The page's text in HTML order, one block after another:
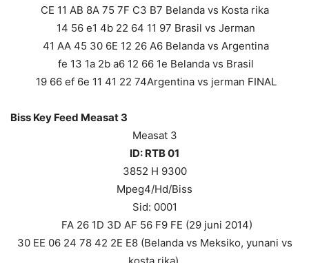
CE 11 AB 8A 75 7F C3 B7 Belanda vs Kosta rika
14 56 e1 4b 22 64 11 97 Brasil vs Jerman
41 AA 45 30 6E 12 26 A6 Belanda vs Argentina
fe 13 1a 2b a6 12 66 1e Belanda vs Brasil
19 66 ef 6e 11 41 22 74Argentina vs jerman FINAL
Biss Key Feed Measat 3
Measat 3
ID: RTB 01
3852 H 9300
Mpeg4/Hd/Biss
Sid: 0001
FA 26 1D 3D AF 56 F9 FE (29 juni 2014)
30 EE 06 24 78 42 2E E8 (Belanda vs Meksiko, yunani vs